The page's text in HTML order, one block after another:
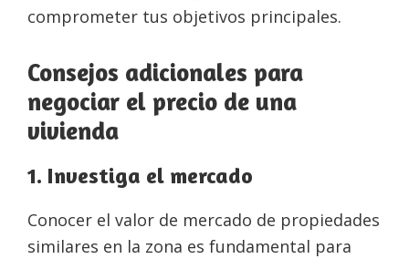
comprometer tus objetivos principales.
Consejos adicionales para
negociar el precio de una
vivienda
1. Investiga el mercado
Conocer el valor de mercado de propiedades
similares en la zona es fundamental para